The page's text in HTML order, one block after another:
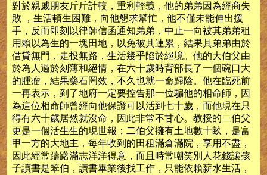
對於親戚朋友斤斤計較，重利輕義，他的弟弟因為經商失
敗 ，生活頓生困難，向他懇求幫忙，他不僅未能伸出援
手，反而即刻以律師信函通知弟弟，中止一向被其弟弟租
用賴以為生的一塊田地，以免被其連累，結果其弟弟由於
借貸無門，走投無路，生活幾乎陷於絕境。他的大伯父由
於為人過於刻薄和絕情，在六十歲時背部長了一個碗口大
的腫瘤，結果藥石罔效，不久也就一命歸陰。他在臨死前
一再表示，到了地府一定要控告那一位騙他的相命師，因
為這位相命師曾經向他保證可以活到七十歲，而他現在只
得有六十歲居然就沒命，因此非常不甘心。教授的二伯父
更是一個活生生的現世報；二伯父擁有土地數十畝，是富
甲一方的大地主，每年收到的田租滿倉滿院，享用不盡，
因此經常躊躇滿志洋洋得意，而且時常嘲笑別人花錢讓孩
子讀書是笨伯，讀書畢業後找工作，只能依賴薪水生活，